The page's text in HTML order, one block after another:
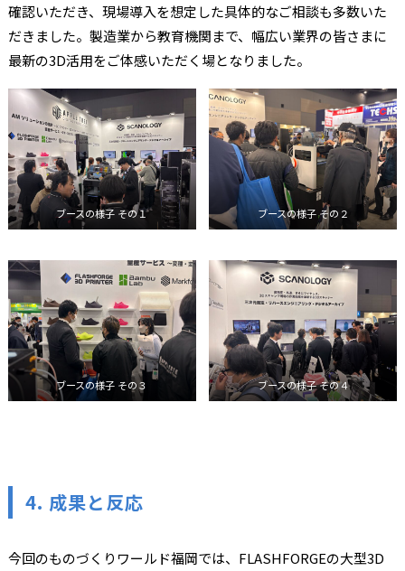
確認いただき、現場導入を想定した具体的なご相談も多数いた
だきました。製造業から教育機関まで、幅広い業界の皆さまに
最新の3D活用をご体感いただく場となりました。
ブースの様子 その１ ブースの様子 その２
ブースの様子 その３ ブースの様子 その４
4. 成果と反応
今回のものづくりワールド福岡では、FLASHFORGEの大型3D